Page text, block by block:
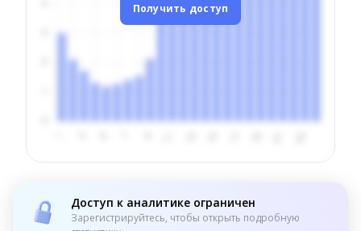
Получить доступ
Доступ к аналитике ограничен
Зарегистрируйтесь, чтобы открыть подробную